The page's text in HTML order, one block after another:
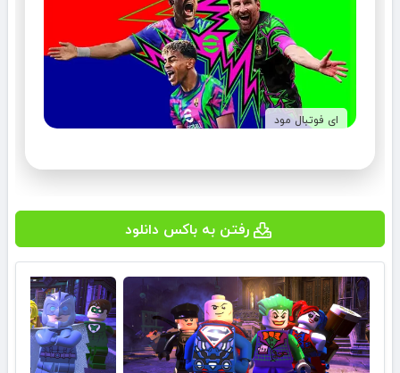
ای فوتبال مود
رفتن به باکس دانلود